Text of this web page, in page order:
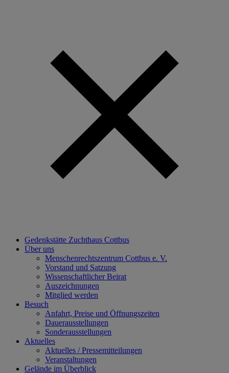
Gedenkstätte Zuchthaus Cottbus
Über uns
Menschenrechtszentrum Cottbus e. V.
Vorstand und Satzung
Wissenschaftlicher Beirat
Auszeichnungen
Mitglied werden
Besuch
Anfahrt, Preise und Öffnungszeiten
Dauerausstellungen
Sonderausstellungen
Aktuelles
Aktuelles / Pressemitteilungen
Veranstaltungen
Gelände im Überblick